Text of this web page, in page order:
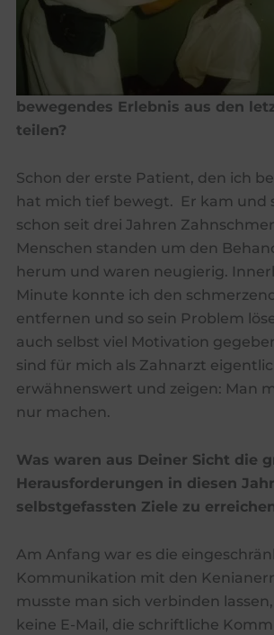
bewegendes Erlebnis aus den
teilen?
Schon der erste Patient, den ich
hat mich tief bewegt. Er kam und
schon seit drei Jahren
Menschen standen um den
herum und waren neugierig.
Minute konnte ich den
entfernen und so sein Problem
auch selbst viel Motivation
sind für mich als Zahnarzt
erwähnenswert und zeigen: Man
nur machen.
Was waren aus Deiner Sicht die
Herausforderungen in diesen
selbstgefassten Ziele zu
Am Anfang war es die
Kommunikation mit den
musste man sich verbinden
keine E-Mail, die schriftliche